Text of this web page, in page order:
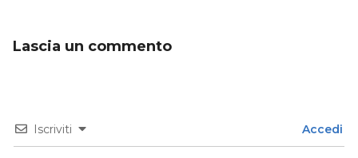
Lascia un commento
Iscriviti Accedi